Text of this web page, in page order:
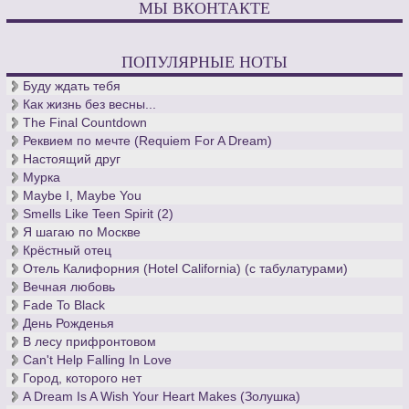
МЫ ВКОНТАКТЕ
ПОПУЛЯРНЫЕ НОТЫ
Буду ждать тебя
Как жизнь без весны...
The Final Countdown
Реквием по мечте (Requiem For A Dream)
Настоящий друг
Мурка
Maybe I, Maybe You
Smells Like Teen Spirit (2)
Я шагаю по Москве
Крёстный отец
Отель Калифорния (Hotel California) (с табулатурами)
Вечная любовь
Fade To Black
День Рожденья
В лесу прифронтовом
Can't Help Falling In Love
Город, которого нет
A Dream Is A Wish Your Heart Makes (Золушка)